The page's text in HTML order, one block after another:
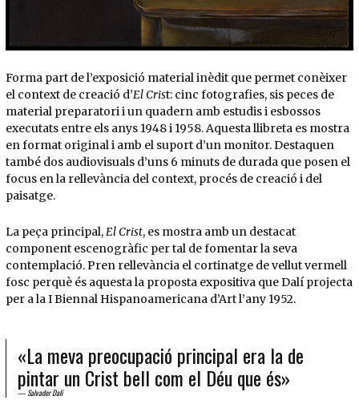
Forma part de l’exposició material inèdit que permet conèixer
el context de creació d’El Crist: cinc fotografies, sis peces de
material preparatori i un quadern amb estudis i esbossos
executats entre els anys 1948 i 1958. Aquesta llibreta es mostra
en format original i amb el suport d’un monitor. Destaquen
també dos audiovisuals d’uns 6 minuts de durada que posen el
focus en la rellevància del context, procés de creació i del
paisatge.
La peça principal,El Crist, es mostra amb un destacat
component escenogràfic per tal de fomentar la seva
contemplació. Pren rellevància el cortinatge de vellut vermell
fosc perquè és aquesta la proposta expositiva que Dalí projecta
per a la I Biennal Hispanoamericana d’Art l’any 1952.
«La meva preocupació principal era la de
pintar un Crist bell com el Déu que és»
Salvador Dalí